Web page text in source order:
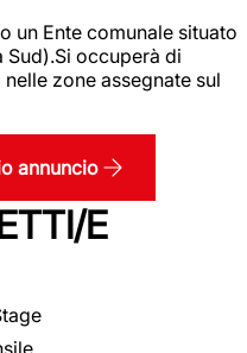
un Ente comunale situato
occuperà di
zone assegnate sul
annuncio
E